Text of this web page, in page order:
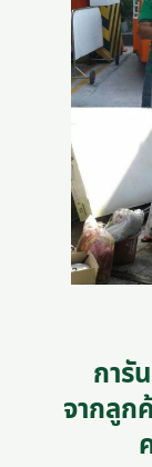
การั
จากลูก